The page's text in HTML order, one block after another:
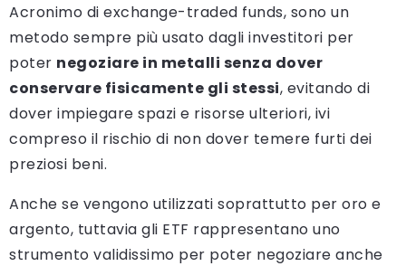
Acronimo di exchange-traded funds, sono un
metodo sempre più usato dagli investitori per
poter negoziare in metalli senza dover
conservare fisicamente gli stessi, evitando di
dover impiegare spazi e risorse ulteriori, ivi
compreso il rischio di non dover temere furti dei
preziosi beni.
Anche se vengono utilizzati soprattutto per oro e
argento, tuttavia gli ETF rappresentano uno
strumento validissimo per poter negoziare anche